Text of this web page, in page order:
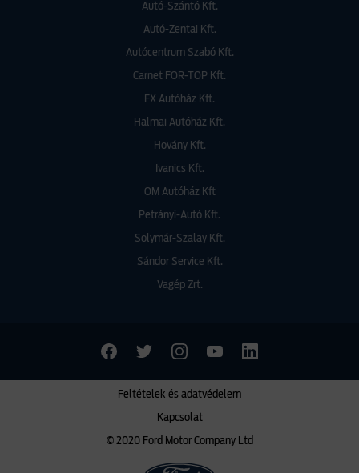
Autó-Szántó Kft.
Autó-Zentai Kft.
Autócentrum Szabó Kft.
Carnet FOR-TOP Kft.
FX Autóház Kft.
Halmai Autóház Kft.
Hovány Kft.
Ivanics Kft.
OM Autóház Kft
Petrányi-Autó Kft.
Solymár-Szalay Kft.
Sándor Service Kft.
Vagép Zrt.
© 2020 Ford Motor Company Ltd
Kapcsolat
Feltételek és adatvédelem